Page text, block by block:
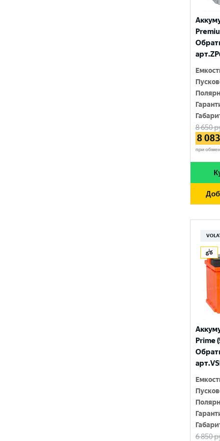
8 650
8 083
при
Prime
6 850